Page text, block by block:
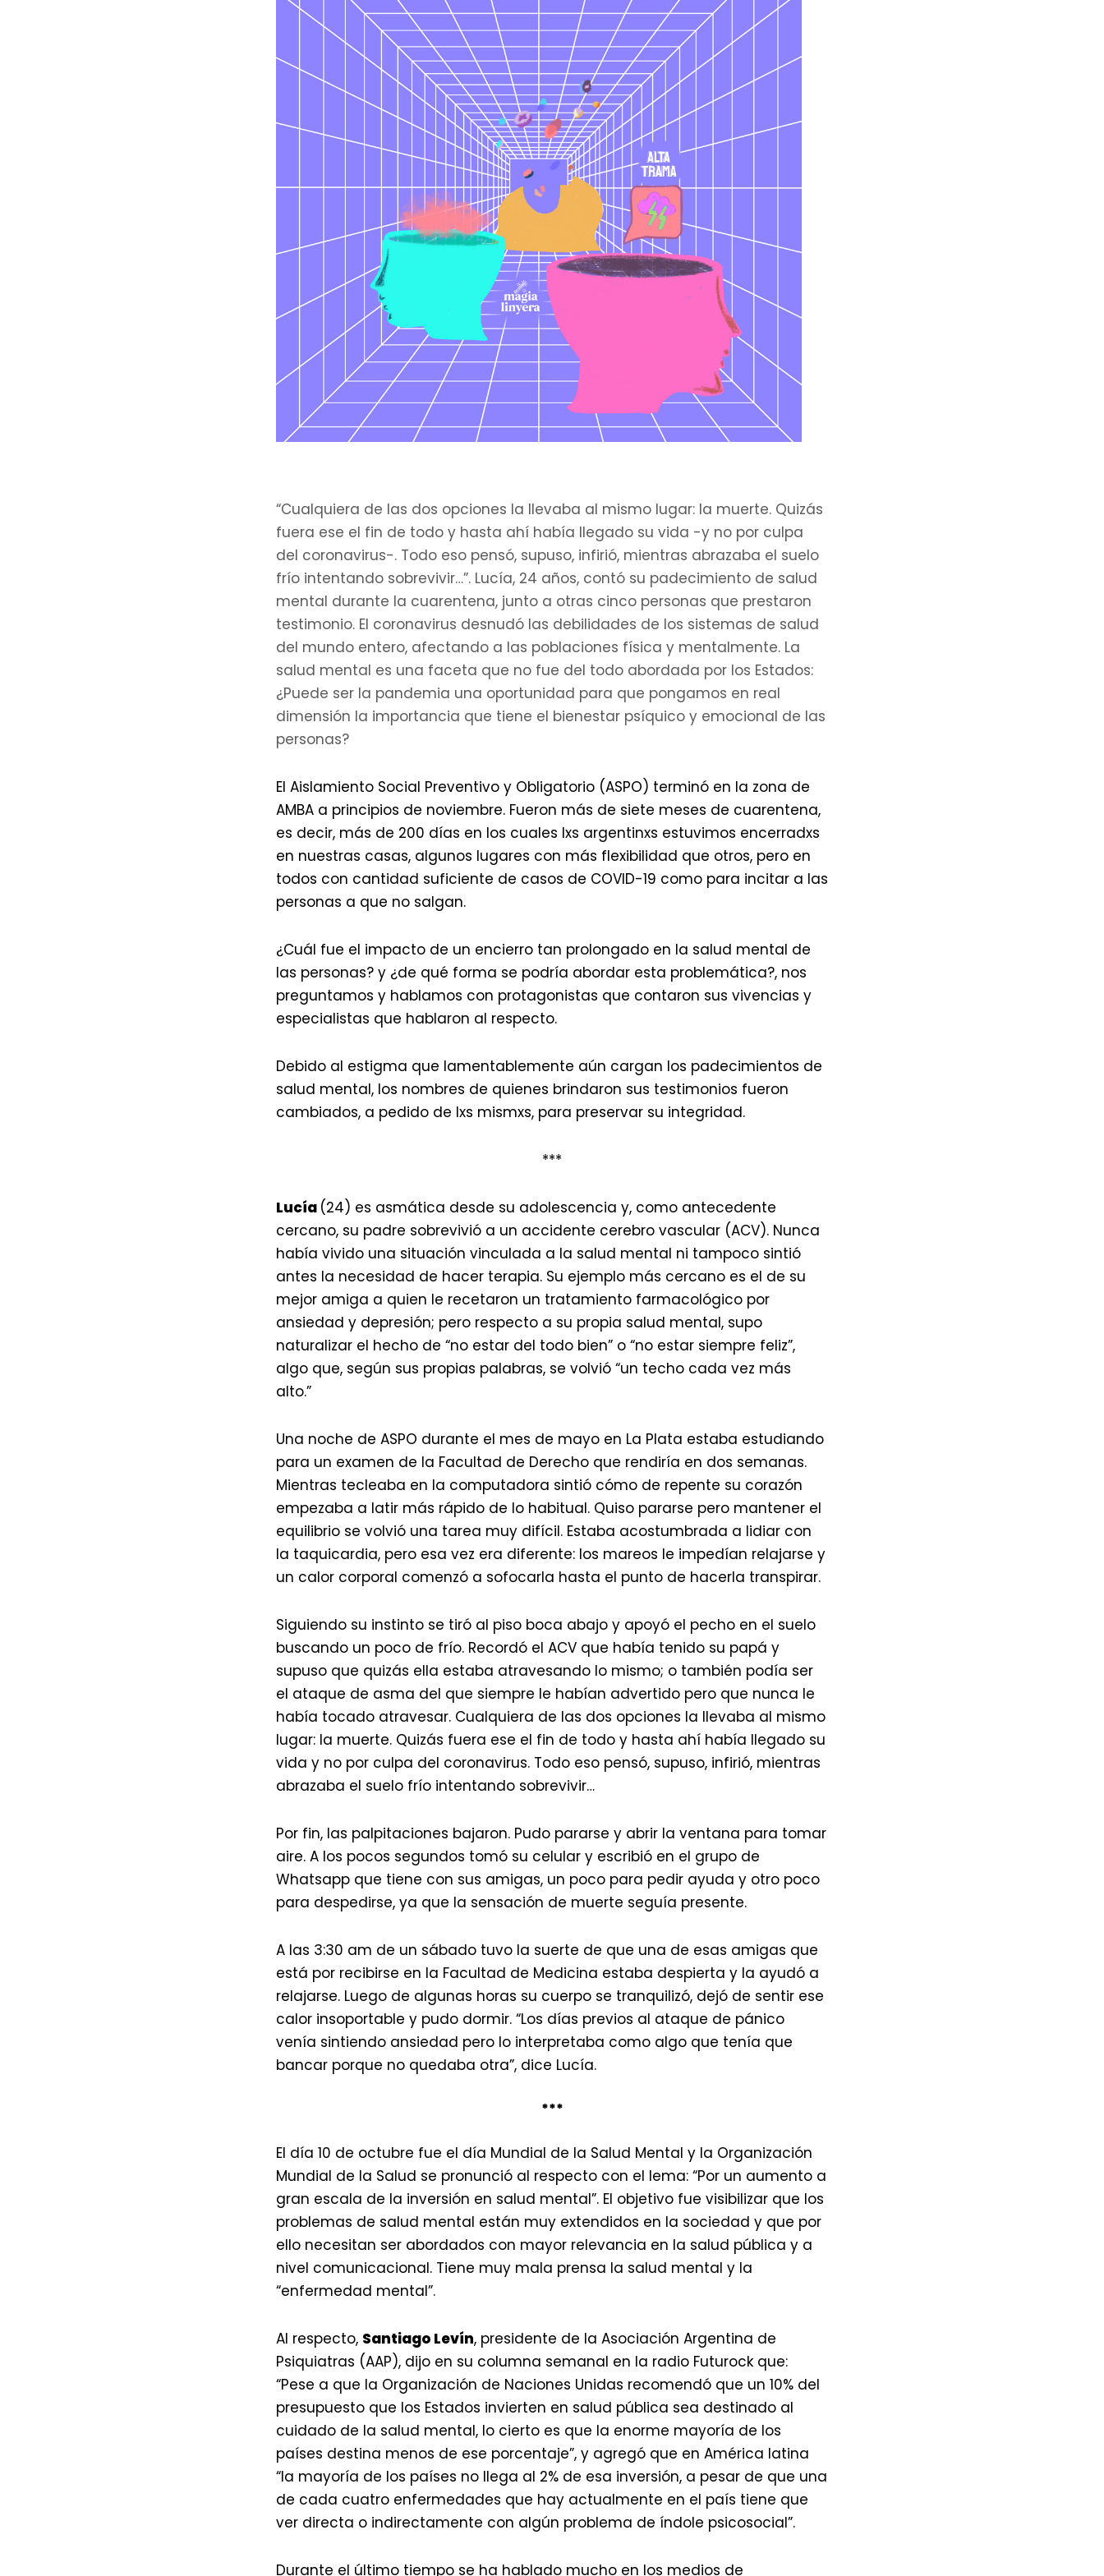
“Cualquiera de las dos opciones la llevaba al mismo lugar: la muerte. Quizás
fuera ese el fin de todo y hasta ahí había llegado su vida -y no por culpa
del coronavirus-. Todo eso pensó, supuso, infirió, mientras abrazaba el suelo
frío intentando sobrevivir…”. Lucía, 24 años, contó su padecimiento de salud
mental durante la cuarentena, junto a otras cinco personas que prestaron
testimonio. El coronavirus desnudó las debilidades de los sistemas de salud
del mundo entero, afectando a las poblaciones física y mentalmente. La
salud mental es una faceta que no fue del todo abordada por los Estados:
¿Puede ser la pandemia una oportunidad para que pongamos en real
dimensión la importancia que tiene el bienestar psíquico y emocional de las
personas?
El Aislamiento Social Preventivo y Obligatorio (ASPO) terminó en la zona de
AMBA a principios de noviembre. Fueron más de siete meses de cuarentena,
es decir, más de 200 días en los cuales lxs argentinxs estuvimos encerradxs
en nuestras casas, algunos lugares con más flexibilidad que otros, pero en
todos con cantidad suficiente de casos de COVID-19 como para incitar a las
personas a que no salgan.
¿Cuál fue el impacto de un encierro tan prolongado en la salud mental de
las personas? y ¿de qué forma se podría abordar esta problemática?, nos
preguntamos y hablamos con protagonistas que contaron sus vivencias y
especialistas que hablaron al respecto.
Debido al estigma que lamentablemente aún cargan los padecimientos de
salud mental, los nombres de quienes brindaron sus testimonios fueron
cambiados, a pedido de lxs mismxs, para preservar su integridad.
***
Lucía (24) es asmática desde su adolescencia y, como antecedente
cercano, su padre sobrevivió a un accidente cerebro vascular (ACV). Nunca
había vivido una situación vinculada a la salud mental ni tampoco sintió
antes la necesidad de hacer terapia. Su ejemplo más cercano es el de su
mejor amiga a quien le recetaron un tratamiento farmacológico por
ansiedad y depresión; pero respecto a su propia salud mental, supo
naturalizar el hecho de “no estar del todo bien” o “no estar siempre feliz”,
algo que, según sus propias palabras, se volvió “un techo cada vez más
alto.”
Una noche de ASPO durante el mes de mayo en La Plata estaba estudiando
para un examen de la Facultad de Derecho que rendiría en dos semanas.
Mientras tecleaba en la computadora sintió cómo de repente su corazón
empezaba a latir más rápido de lo habitual. Quiso pararse pero mantener el
equilibrio se volvió una tarea muy difícil. Estaba acostumbrada a lidiar con
la taquicardia, pero esa vez era diferente: los mareos le impedían relajarse y
un calor corporal comenzó a sofocarla hasta el punto de hacerla transpirar.
Siguiendo su instinto se tiró al piso boca abajo y apoyó el pecho en el suelo
buscando un poco de frío. Recordó el ACV que había tenido su papá y
supuso que quizás ella estaba atravesando lo mismo; o también podía ser
el ataque de asma del que siempre le habían advertido pero que nunca le
había tocado atravesar. Cualquiera de las dos opciones la llevaba al mismo
lugar: la muerte. Quizás fuera ese el fin de todo y hasta ahí había llegado su
vida y no por culpa del coronavirus. Todo eso pensó, supuso, infirió, mientras
abrazaba el suelo frío intentando sobrevivir…
Por fin, las palpitaciones bajaron. Pudo pararse y abrir la ventana para tomar
aire. A los pocos segundos tomó su celular y escribió en el grupo de
Whatsapp que tiene con sus amigas, un poco para pedir ayuda y otro poco
para despedirse, ya que la sensación de muerte seguía presente.
A las 3:30 am de un sábado tuvo la suerte de que una de esas amigas que
está por recibirse en la Facultad de Medicina estaba despierta y la ayudó a
relajarse. Luego de algunas horas su cuerpo se tranquilizó, dejó de sentir ese
calor insoportable y pudo dormir. “Los días previos al ataque de pánico
venía sintiendo ansiedad pero lo interpretaba como algo que tenía que
bancar porque no quedaba otra”, dice Lucía.
***
El día 10 de octubre fue el día Mundial de la Salud Mental y la Organización
Mundial de la Salud se pronunció al respecto con el lema: “Por un aumento a
gran escala de la inversión en salud mental”. El objetivo fue visibilizar que los
problemas de salud mental están muy extendidos en la sociedad y que por
ello necesitan ser abordados con mayor relevancia en la salud pública y a
nivel comunicacional. Tiene muy mala prensa la salud mental y la
“enfermedad mental”.
Al respecto, Santiago Levín, presidente de la Asociación Argentina de
Psiquiatras (AAP), dijo en su columna semanal en la radio Futurock que:
“Pese a que la Organización de Naciones Unidas recomendó que un 10% del
presupuesto que los Estados invierten en salud pública sea destinado al
cuidado de la salud mental, lo cierto es que la enorme mayoría de los
países destina menos de ese porcentaje”, y agregó que en América latina
“la mayoría de los países no llega al 2% de esa inversión, a pesar de que una
de cada cuatro enfermedades que hay actualmente en el país tiene que
ver directa o indirectamente con algún problema de índole psicosocial”.
Durante el último tiempo se ha hablado mucho en los medios de